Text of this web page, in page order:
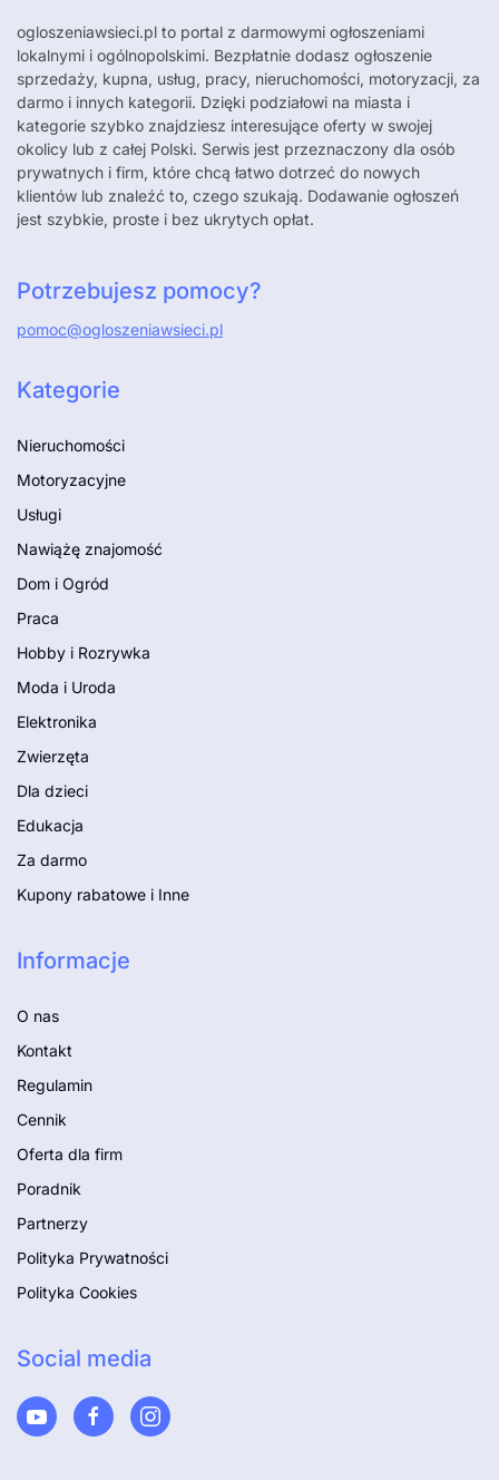
ogloszeniawsieci.pl to portal z darmowymi ogłoszeniami
lokalnymi i ogólnopolskimi. Bezpłatnie dodasz ogłoszenie
sprzedaży, kupna, usług, pracy, nieruchomości, motoryzacji, za
darmo i innych kategorii. Dzięki podziałowi na miasta i
kategorie szybko znajdziesz interesujące oferty w swojej
okolicy lub z całej Polski. Serwis jest przeznaczony dla osób
prywatnych i firm, które chcą łatwo dotrzeć do nowych
klientów lub znaleźć to, czego szukają. Dodawanie ogłoszeń
jest szybkie, proste i bez ukrytych opłat.
Potrzebujesz pomocy?
pomoc@ogloszeniawsieci.pl
Kategorie
Nieruchomości
Motoryzacyjne
Usługi
Nawiążę znajomość
Dom i Ogród
Praca
Hobby i Rozrywka
Moda i Uroda
Elektronika
Zwierzęta
Dla dzieci
Edukacja
Za darmo
Kupony rabatowe i Inne
Informacje
O nas
Kontakt
Regulamin
Cennik
Oferta dla firm
Poradnik
Partnerzy
Polityka Prywatności
Polityka Cookies
Social media